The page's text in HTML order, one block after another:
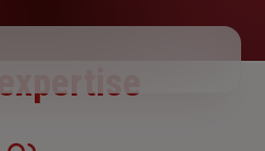
expertise